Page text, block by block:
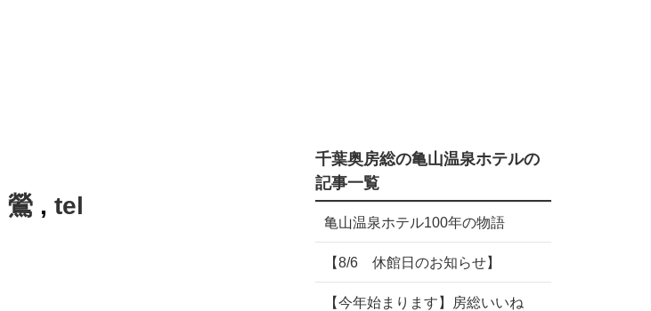
鶯, tel
千葉奥房総の亀山温泉ホテルの
記事一覧
亀山温泉ホテル100年の物語
【8/6 休館日のお知らせ】
【今年始まります】房総いいね